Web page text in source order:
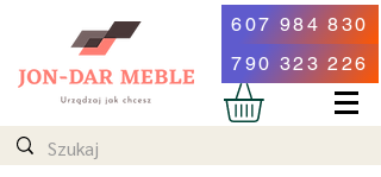
607 984 830
790 323 226